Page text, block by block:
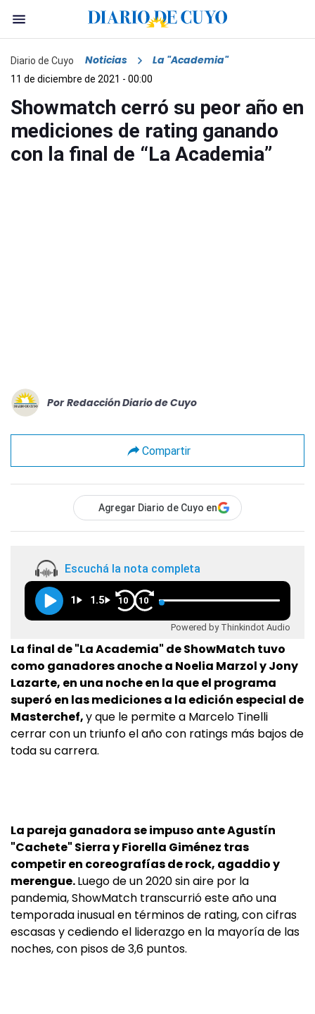
Diario de Cuyo Noticias La "Academia"
11 de diciembre de 2021 - 00:00
Showmatch cerró su peor año en
mediciones de rating ganando
con la final de “La Academia”
Por Redacción Diario de Cuyo
Compartir
Agregar Diario de Cuyo en
Escuchá la nota completa
1 1.5 10 10
Powered by Thinkindot Audio
La final de "La Academia" de ShowMatch tuvo
como ganadores anoche a Noelia Marzol y Jony
Lazarte, en una noche en la que el programa
superó en las mediciones a la edición especial de
Masterchef,y que le permite a Marcelo Tinelli
cerrar con un triunfo el año con ratings más bajos de
toda su carrera.
La pareja ganadora se impuso ante Agustín
"Cachete" Sierra y Fiorella Giménez tras
competir en coreografías de rock, agaddio y
merengue.Luego de un 2020 sin aire por la
pandemia, ShowMatch transcurrió este año una
temporada inusual en términos de rating, con cifras
escasas y cediendo el liderazgo en la mayoría de las
noches, con pisos de 3,6 puntos.